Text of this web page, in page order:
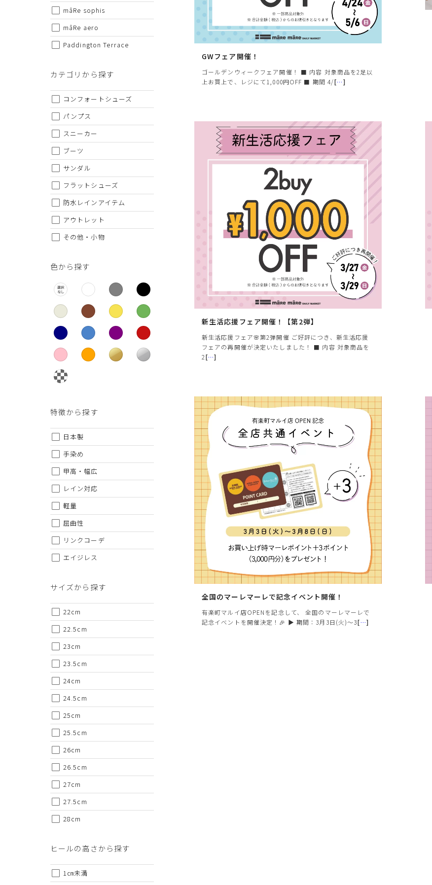
GWフェア開催！
ゴールデンウィークフェア開催！ ■ 内容 対象商品を2足以
上お買上で、レジにて1,000円OFF ■ 期間 4/[…]
新生活応援フェア開催！【第2弾】
新生活応援フェア🌸第2弾開催 ご好評につき、新生活応援
フェアの再開催が決定いたしました！ ■ 内容 対象商品を
2[…]
全国のマーレマーレで記念イベント開催！
有楽町マルイ店OPENを記念して、 全国のマーレマーレで
記念イベントを開催決定！🎉 ▶ 期間：3月3日(火)〜3[…]
mâRe sophis
mâRe aero
Paddington Terrace
カテゴリから探す
コンフォートシューズ
パンプス
スニーカー
ブーツ
サンダル
フラットシューズ
防水レインアイテム
アウトレット
その他・小物
色から探す
特徴から探す
日本製
手染め
甲高・幅広
レイン対応
軽量
屈曲性
リンクコーデ
エイジレス
サイズから探す
22cm
22.5cm
23cm
23.5cm
24cm
24.5cm
25cm
25.5cm
26cm
26.5cm
27cm
27.5cm
28cm
ヒールの高さから探す
1㎝未満
・仕様および外観・価格は予告なく変更されることがあります。予めご了承下さい。
・当オンラインストアと実店舗では、一部商品にて割引率が異なります
・ご試着につきましては必ず屋内でお願いします。